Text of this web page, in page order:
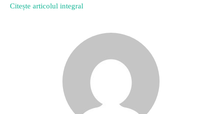
Citește articolul integral